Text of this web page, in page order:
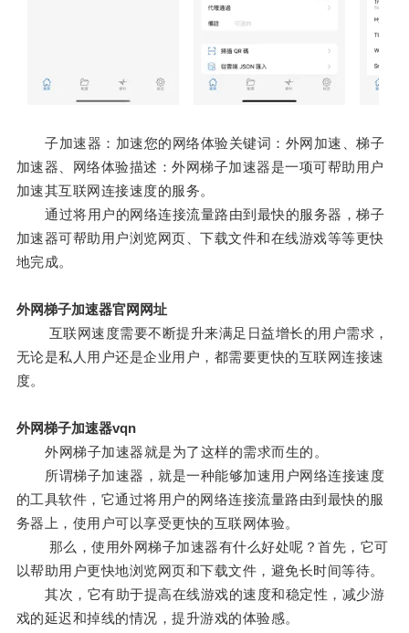
子加速器：加速您的网络体验关键词：外网加速、梯子
加速器、网络体验描述：外网梯子加速器是一项可帮助用户
加速其互联网连接速度的服务。
通过将用户的网络连接流量路由到最快的服务器，梯子
加速器可帮助用户浏览网页、下载文件和在线游戏等等更快
地完成。
外网梯子加速器官网网址
互联网速度需要不断提升来满足日益增长的用户需求，
无论是私人用户还是企业用户，都需要更快的互联网连接速
度。
外网梯子加速器vqn
外网梯子加速器就是为了这样的需求而生的。
所谓梯子加速器，就是一种能够加速用户网络连接速度
的工具软件，它通过将用户的网络连接流量路由到最快的服
务器上，使用户可以享受更快的互联网体验。
那么，使用外网梯子加速器有什么好处呢？首先，它可
以帮助用户更快地浏览网页和下载文件，避免长时间等待。
其次，它有助于提高在线游戏的速度和稳定性，减少游
戏的延迟和掉线的情况，提升游戏的体验感。